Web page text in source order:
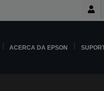
ACERCA DA EPSON